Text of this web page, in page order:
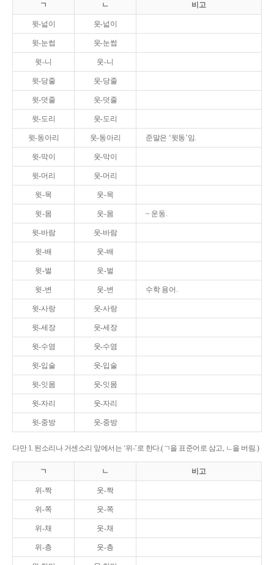
ㄱ ㄴ 비고
윗-넓이 웃-넓이
윗-눈썹 웃-눈썹
윗-니 웃-니
윗-당줄 웃-당줄
윗-덧줄 웃-덧줄
윗-도리 웃-도리
윗-동아리 웃-동아리 준말은 ‘윗동’임.
윗-막이 웃-막이
윗-머리 웃-머리
윗-목 웃-목
윗-몸 웃-몸 ~ 운동.
윗-바람 웃-바람
윗-배 웃-배
윗-벌 웃-벌
윗-변 웃-변 수학 용어.
윗-사랑 웃-사랑
윗-세장 웃-세장
윗-수염 웃-수염
윗-입술 웃-입술
윗-잇몸 웃-잇몸
윗-자리 웃-자리
윗-중방 웃-중방
다만 1. 된소리나 거센소리 앞에서는 ‘위-’로 한다.(ㄱ을 표준어로 삼고, ㄴ을 버림.)
ㄱ ㄴ 비고
위-짝 웃-짝
위-쪽 웃-쪽
위-채 웃-채
위-층 웃-층